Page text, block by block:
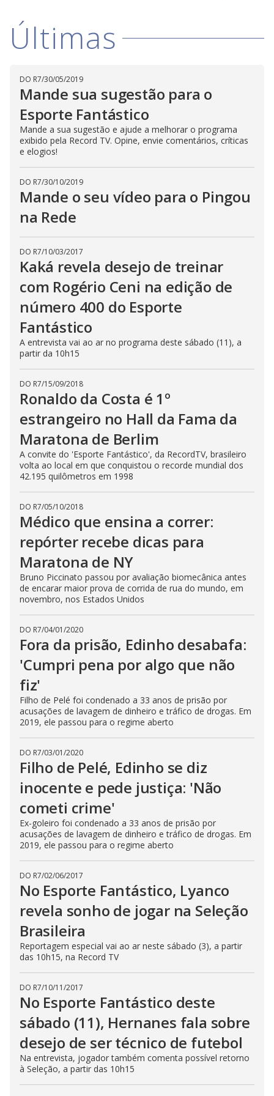
i
d
e
o
Últimas
DO R7/30/05/2019
Mande sua sugestão para o
Esporte Fantástico
Mande a sua sugestão e ajude a melhorar o programa
exibido pela Record TV. Opine, envie comentários, críticas
e elogios!
DO R7/30/10/2019
Mande o seu vídeo para o Pingou
na Rede
DO R7/10/03/2017
Kaká revela desejo de treinar
com Rogério Ceni na edição de
número 400 do Esporte
Fantástico
A entrevista vai ao ar no programa deste sábado (11), a
partir da 10h15
DO R7/15/09/2018
Ronaldo da Costa é 1º
estrangeiro no Hall da Fama da
Maratona de Berlim
A convite do 'Esporte Fantástico', da RecordTV, brasileiro
volta ao local em que conquistou o recorde mundial dos
42.195 quilômetros em 1998
DO R7/05/10/2018
Médico que ensina a correr:
repórter recebe dicas para
Maratona de NY
Bruno Piccinato passou por avaliação biomecânica antes
de encarar maior prova de corrida de rua do mundo, em
novembro, nos Estados Unidos
DO R7/04/01/2020
Fora da prisão, Edinho desabafa:
'Cumpri pena por algo que não
fiz'
Filho de Pelé foi condenado a 33 anos de prisão por
acusações de lavagem de dinheiro e tráfico de drogas. Em
2019, ele passou para o regime aberto
DO R7/03/01/2020
Filho de Pelé, Edinho se diz
inocente e pede justiça: 'Não
cometi crime'
Ex-goleiro foi condenado a 33 anos de prisão por
acusações de lavagem de dinheiro e tráfico de drogas. Em
2019, ele passou para o regime aberto
DO R7/02/06/2017
No Esporte Fantástico, Lyanco
revela sonho de jogar na Seleção
Brasileira
Reportagem especial vai ao ar neste sábado (3), a partir
das 10h15, na Record TV
DO R7/10/11/2017
No Esporte Fantástico deste
sábado (11), Hernanes fala sobre
desejo de ser técnico de futebol
Na entrevista, jogador também comenta possível retorno
à Seleção, a partir das 10h15